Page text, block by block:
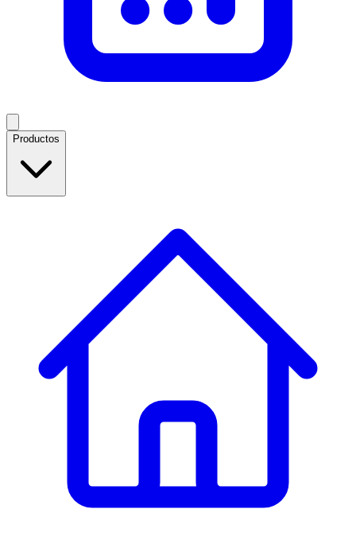
Productos